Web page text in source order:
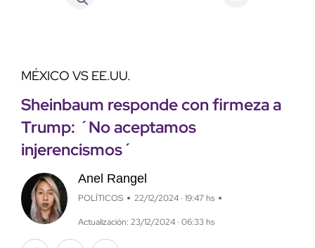
MÉXICO VS EE.UU.
Sheinbaum responde con firmeza a
Trump: ´No aceptamos
injerencismos´
Anel Rangel
POLÍTICOS 22/12/2024 · 19:47 hs
Actualización: 23/12/2024 · 06:33 hs